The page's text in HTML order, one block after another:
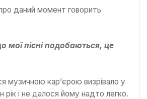
даний момент говорить
мої пісні подобаються, це
музичною кар’єрою визрівало у
рік і не далося йому надто легко.